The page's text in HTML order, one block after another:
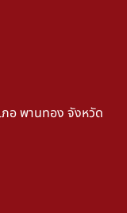
อ พานทอง จังหวัด